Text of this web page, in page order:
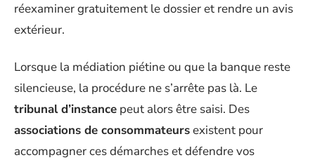
réexaminer gratuitement le dossier et rendre un avis
extérieur.
Lorsque la médiation piétine ou que la banque reste
silencieuse, la procédure ne s’arrête pas là. Le
tribunal d’instance peut alors être saisi. Des
associations de consommateursexistent pour
accompagner ces démarches et défendre vos